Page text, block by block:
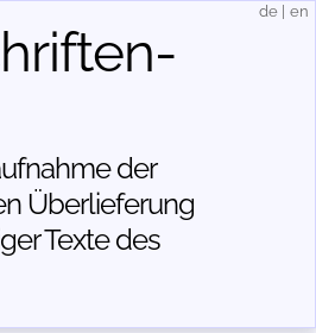
der
Über­lieferung
Texte des
de en